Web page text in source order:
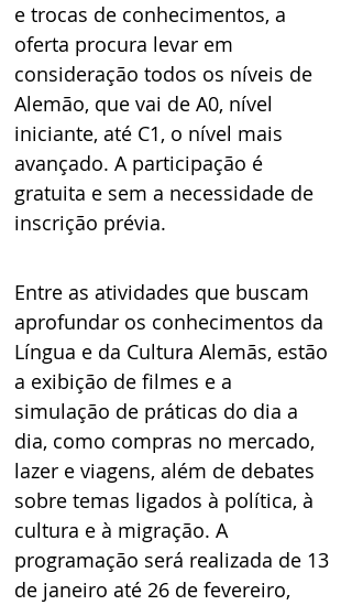
e trocas de conhecimentos, a
oferta procura levar em
consideração todos os níveis de
Alemão, que vai de A0, nível
iniciante, até C1, o nível mais
avançado. A participação é
gratuita e sem a necessidade de
inscrição prévia.
Entre as atividades que buscam
aprofundar os conhecimentos da
Língua e da Cultura Alemãs, estão
a exibição de filmes e a
simulação de práticas do dia a
dia, como compras no mercado,
lazer e viagens, além de debates
sobre temas ligados à política, à
cultura e à migração. A
programação será realizada de 13
de janeiro até 26 de fevereiro,